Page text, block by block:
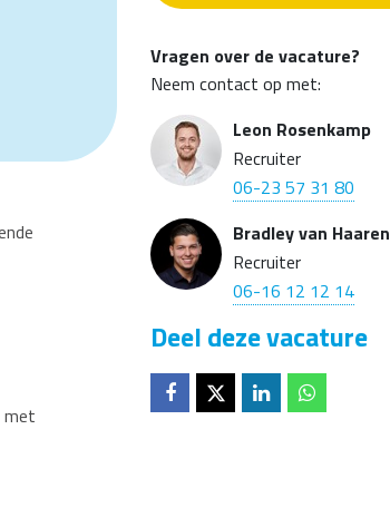
met
Vragen over de vacature?
Neem contact op met:
Leon Rosenkamp
Recruiter
06-23 57 31 80
Bradley van Haaren
Recruiter
06-16 12 12 14
Deel deze vacature
Deel op Deel op Deel op Deel op